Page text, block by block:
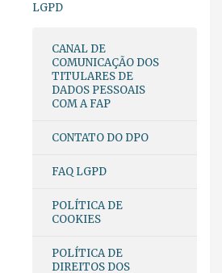
LGPD
CANAL DE
COMUNICAÇÃO DOS
TITULARES DE
DADOS PESSOAIS
COM A FAP
CONTATO DO DPO
FAQ LGPD
POLÍTICA DE
COOKIES
POLÍTICA DE
DIREITOS DOS